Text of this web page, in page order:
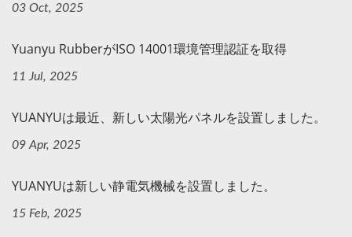
03 Oct, 2025
Yuanyu RubberがISO 14001環境管理認証を取得
11 Jul, 2025
YUANYUは最近、新しい太陽光パネルを設置しました。
09 Apr, 2025
YUANYUは新しい静電気機械を設置しました。
15 Feb, 2025